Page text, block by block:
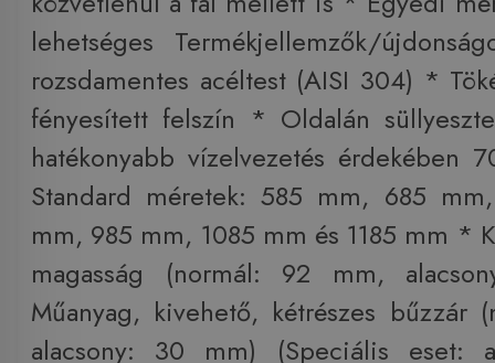
lehetséges Termékjellemzők/
rozsdamentes acéltest (AISI 304) *
fényesített felszín * Oldalán
hatékonyabb vízelvezetés érdekében
Standard méretek: 585 mm, 685
mm, 985 mm, 1085 mm és 1185 mm *
magasság (normál: 92 mm,
Műanyag, kivehető, kétrészes bűzzár
alacsony: 30 mm) (Speciális eset: